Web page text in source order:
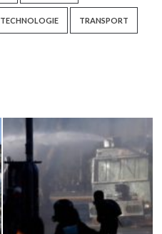
TECHNOLOGIE TRANSPORT